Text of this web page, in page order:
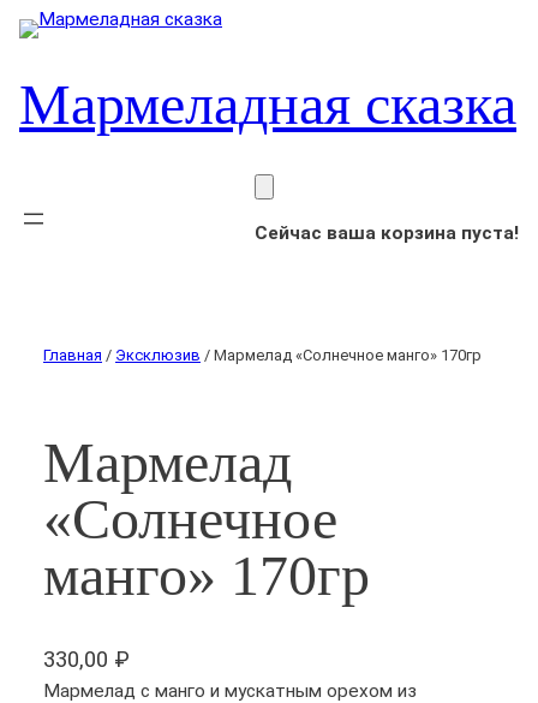
Мармеладная сказка
Сейчас ваша корзина пуста!
Главная / Эксклюзив / Мармелад «Солнечное манго» 170гр
Мармелад
«Солнечное
манго» 170гр
330,00 ₽
Мармелад с манго и мускатным орехом из